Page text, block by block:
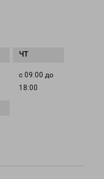
с 09:00 до
18:00